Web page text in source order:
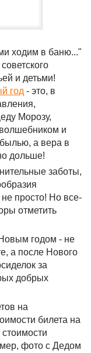
ходим в баню..."
и детьми!
год - это, в
Морозу,
и
былью, а вера в
дольше!
заботы,
просто! Но все-
отметить
годом - не
а после Нового
за
добрых
на
билета на
фото с Дедом